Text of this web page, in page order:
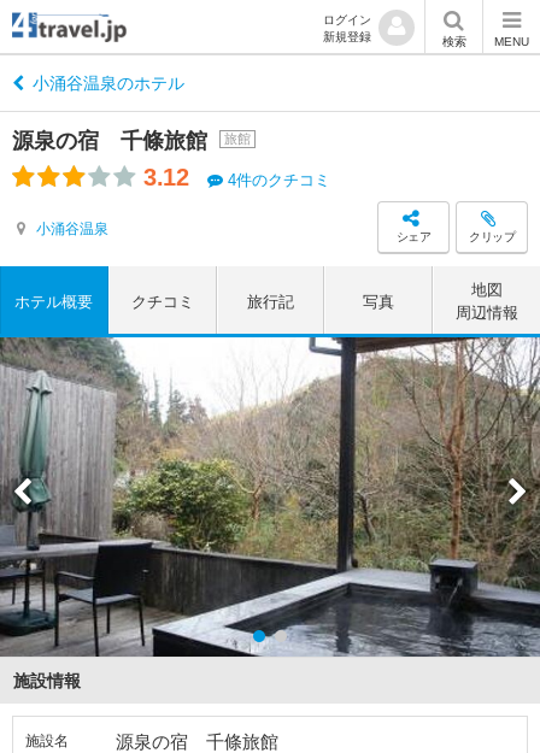
ログイン
新規登録
検索 MENU
小涌谷温泉のホテル
源泉の宿 千條旅館 旅館
3.12 4件のクチコミ
小涌谷温泉 シェア クリップ
ホテル概要 クチコミ 旅行記 写真
地図
周辺情報
施設情報
施設名 源泉の宿 千條旅館